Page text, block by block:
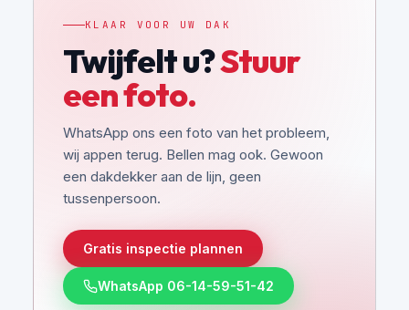
KLAAR VOOR UW DAK
Twijfelt u?Stuur
een foto.
WhatsApp ons een foto van het probleem,
wij appen terug. Bellen mag ook. Gewoon
een dakdekker aan de lijn, geen
tussenpersoon.
Gratis inspectie plannen
WhatsApp 06-14-59-51-42